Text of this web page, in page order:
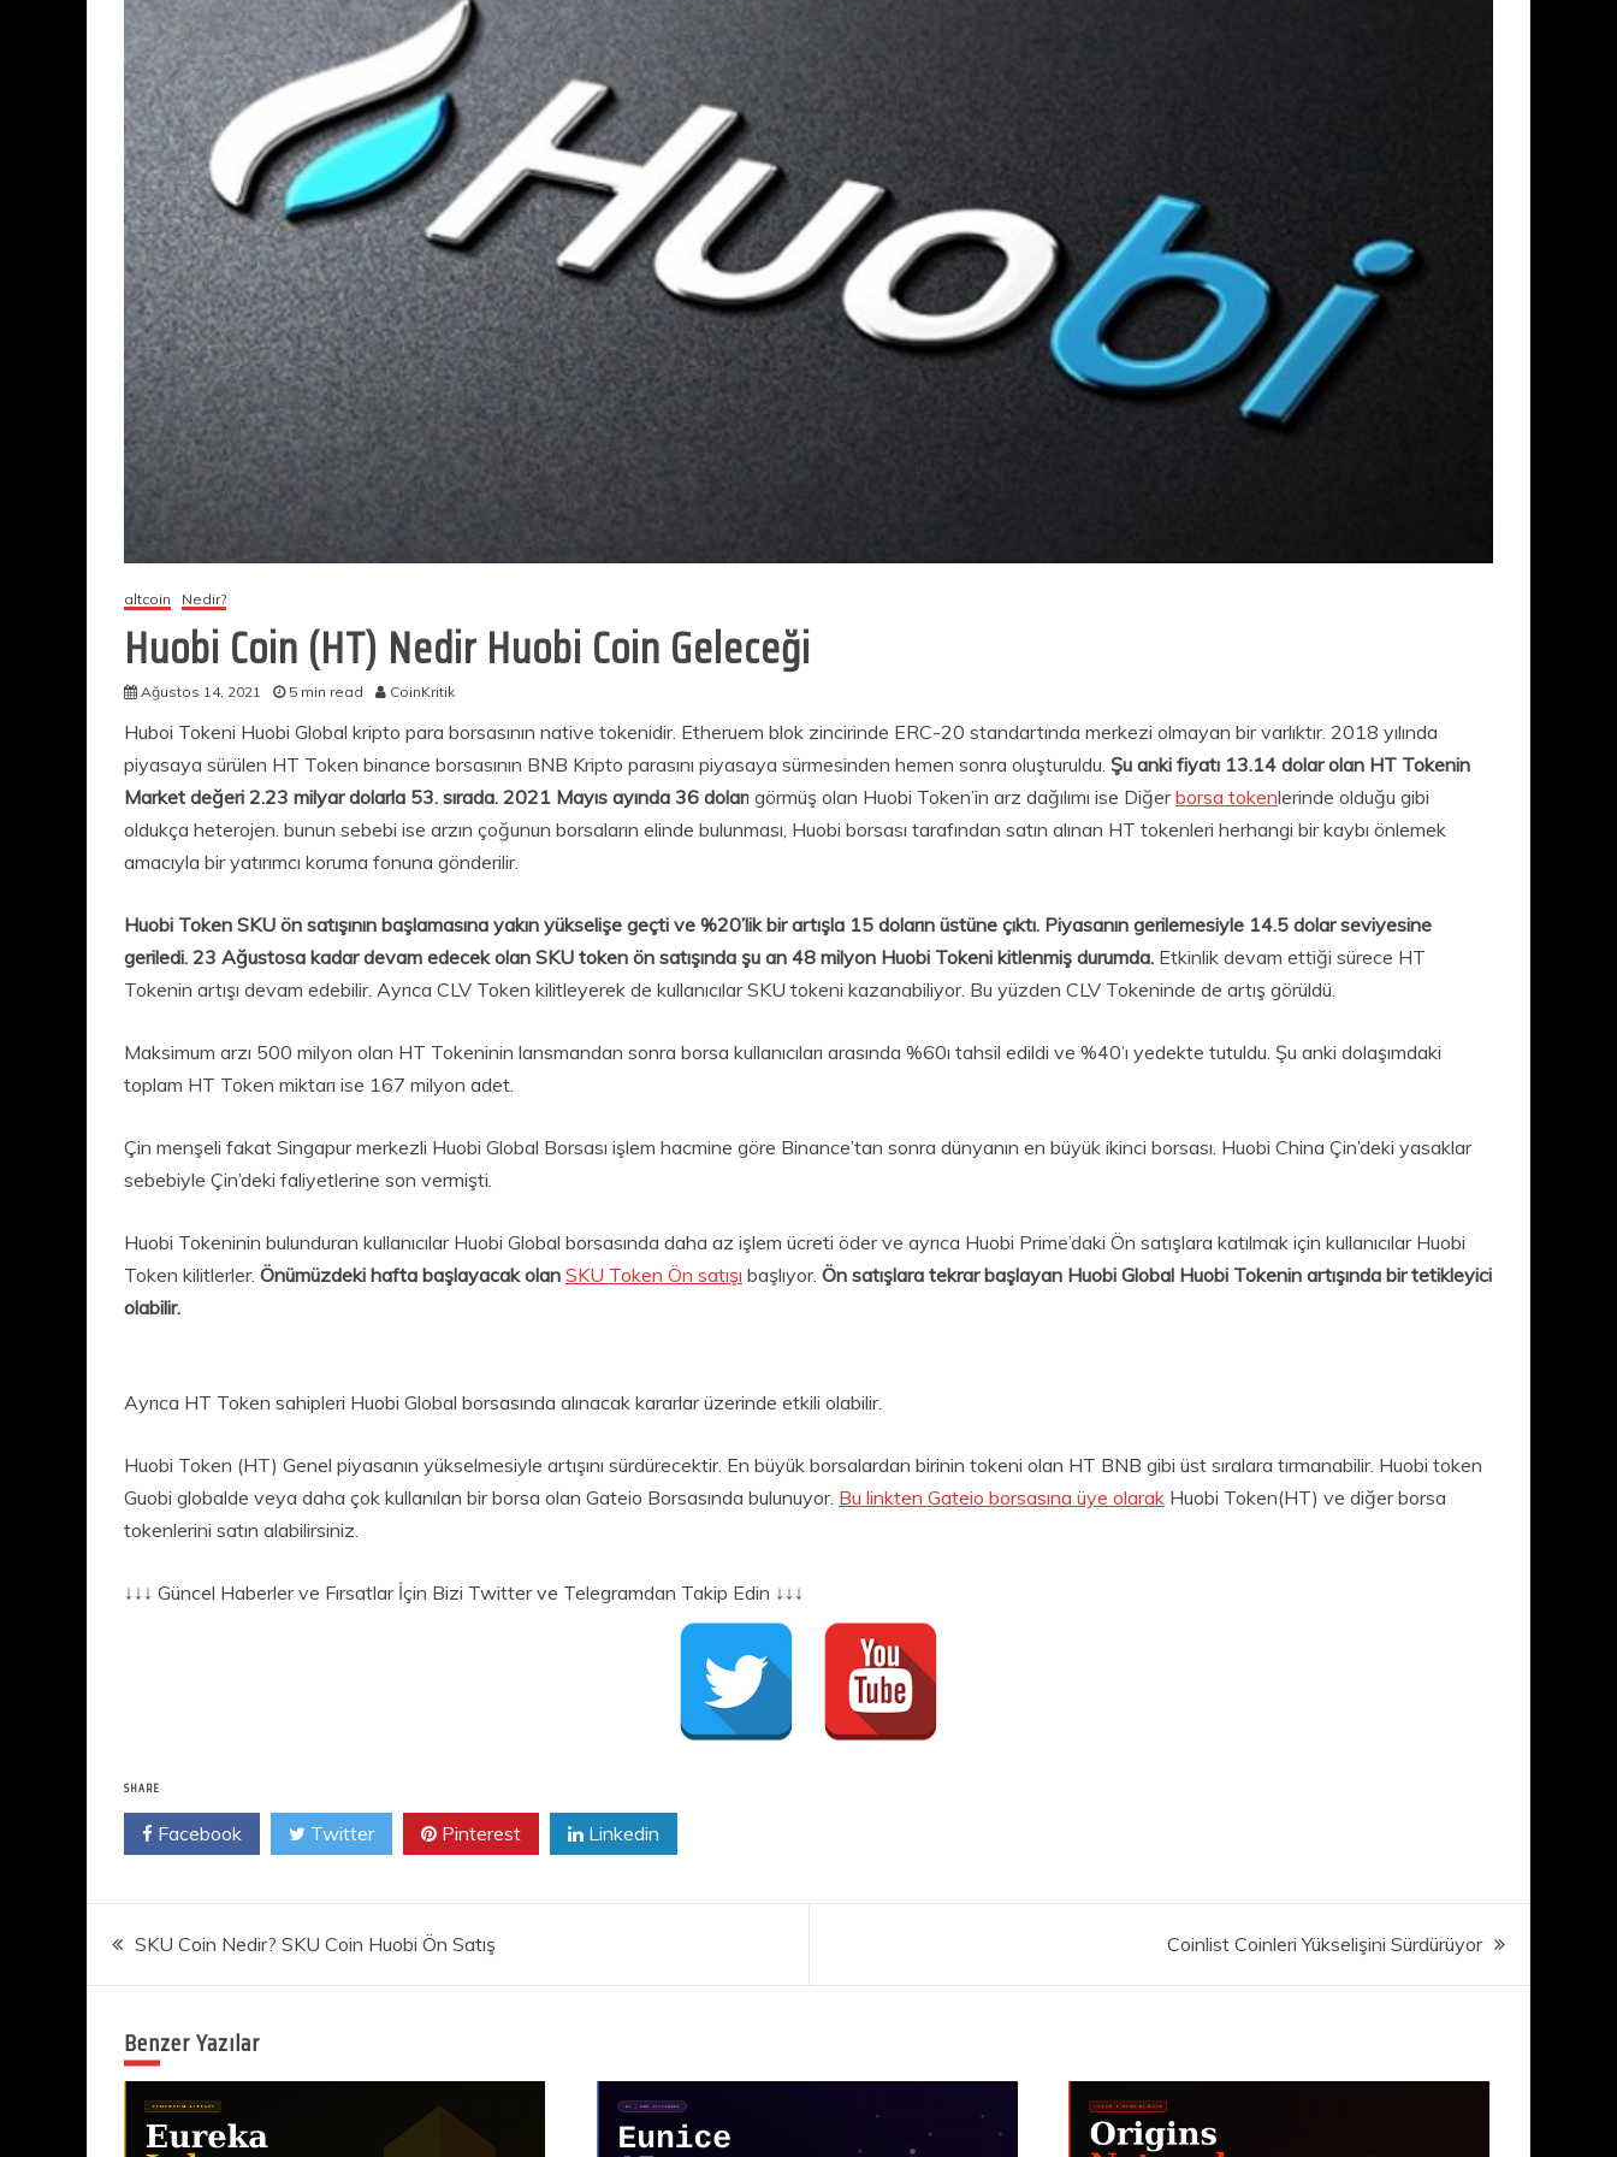
altcoin Nedir?
Huobi Coin (HT) Nedir Huobi Coin Geleceği
Ağustos 14, 2021 5 min read CoinKritik
Huboi Tokeni Huobi Global kripto para borsasının native tokenidir. Etheruem blok zincirinde ERC-20 standartında merkezi olmayan bir varlıktır. 2018 yılında
piyasaya sürülen HT Token binance borsasının BNB Kripto parasını piyasaya sürmesinden hemen sonra oluşturuldu. Şu anki fiyatı 13.14 dolar olan HT Tokenin
Market değeri 2.23 milyar dolarla 53. sırada. 2021 Mayıs ayında 36 doları görmüş olan Huobi Token’in arz dağılımı ise Diğerborsa tokenlerinde olduğu gibi
oldukça heterojen. bunun sebebi ise arzın çoğunun borsaların elinde bulunması, Huobi borsası tarafından satın alınan HT tokenleri herhangi bir kaybı önlemek
amacıyla bir yatırımcı koruma fonuna gönderilir.
Huobi Token SKU ön satışının başlamasına yakın yükselişe geçti ve %20’lik bir artışla 15 doların üstüne çıktı. Piyasanın gerilemesiyle 14.5 dolar seviyesine
geriledi. 23 Ağustosa kadar devam edecek olan SKU token ön satışında şu an 48 milyon Huobi Tokeni kitlenmiş durumda. Etkinlik devam ettiği sürece HT
Tokenin artışı devam edebilir. Ayrıca CLV Token kilitleyerek de kullanıcılar SKU tokeni kazanabiliyor. Bu yüzden CLV Tokeninde de artış görüldü.
Maksimum arzı 500 milyon olan HT Tokeninin lansmandan sonra borsa kullanıcıları arasında %60ı tahsil edildi ve %40’ı yedekte tutuldu. Şu anki dolaşımdaki
toplam HT Token miktarı ise 167 milyon adet.
Çin menşeli fakat Singapur merkezli Huobi Global Borsası işlem hacmine göre Binance’tan sonra dünyanın en büyük ikinci borsası. Huobi China Çin’deki yasaklar
sebebiyle Çin’deki faliyetlerine son vermişti.
Huobi Tokeninin bulunduran kullanıcılar Huobi Global borsasında daha az işlem ücreti öder ve ayrıca Huobi Prime’daki Ön satışlara katılmak için kullanıcılar Huobi
Token kilitlerler. Önümüzdeki hafta başlayacak olan SKU Token Ön satışı başlıyor. Ön satışlara tekrar başlayan Huobi Global Huobi Tokenin artışında bir tetikleyici
olabilir.
Ayrıca HT Token sahipleri Huobi Global borsasında alınacak kararlar üzerinde etkili olabilir.
Huobi Token (HT) Genel piyasanın yükselmesiyle artışını sürdürecektir. En büyük borsalardan birinin tokeni olan HT BNB gibi üst sıralara tırmanabilir. Huobi token
Guobi globalde veya daha çok kullanılan bir borsa olan Gateio Borsasında bulunuyor. Bu linkten Gateio borsasına üye olarak Huobi Token(HT) ve diğer borsa
tokenlerini satın alabilirsiniz.
↓↓↓ Güncel Haberler ve Fırsatlar İçin Bizi Twitter ve Telegramdan Takip Edin ↓↓↓
SHARE
Facebook Twitter Pinterest Linkedin
Yazı
gezinmesi
SKU Coin Nedir? SKU Coin Huobi Ön Satış Coinlist Coinleri Yükselişini Sürdürüyor
Benzer Yazılar